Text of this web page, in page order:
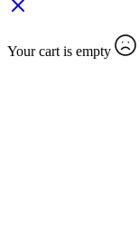
Your cart is empty